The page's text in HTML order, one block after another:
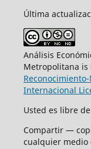
Última
Análisis
Metropolitana is
Internacional
Usted es libre
Compartir —
cualquier medio